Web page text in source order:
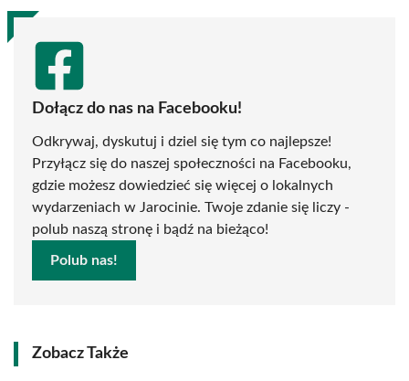
Dołącz do nas na Facebooku!
Odkrywaj, dyskutuj i dziel się tym co najlepsze!
Przyłącz się do naszej społeczności na Facebooku,
gdzie możesz dowiedzieć się więcej o lokalnych
wydarzeniach w Jarocinie. Twoje zdanie się liczy -
polub naszą stronę i bądź na bieżąco!
Polub nas!
Zobacz Także